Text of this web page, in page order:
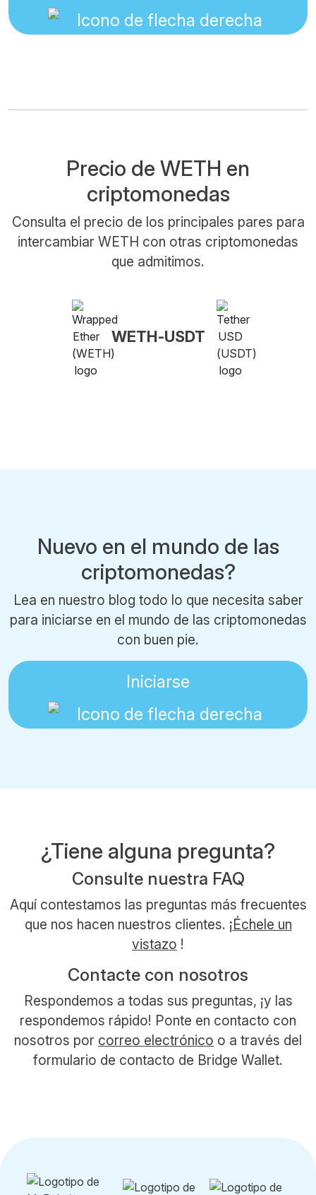
Precio de WETH en
criptomonedas
Consulta el precio de los principales pares para
intercambiar WETH con otras criptomonedas
que admitimos.
WETH-USDT
Nuevo en el mundo de las
criptomonedas?
Lea en nuestro blog todo lo que necesita saber
para iniciarse en el mundo de las criptomonedas
con buen pie.
Iniciarse
¿Tiene alguna pregunta?
Consulte nuestra FAQ
Aquí contestamos las preguntas más frecuentes
que nos hacen nuestros clientes. ¡Échele un
vistazo !
Contacte con nosotros
Respondemos a todas sus preguntas, ¡y las
respondemos rápido! Ponte en contacto con
nosotros por correo electrónico o a través del
formulario de contacto de Bridge Wallet.